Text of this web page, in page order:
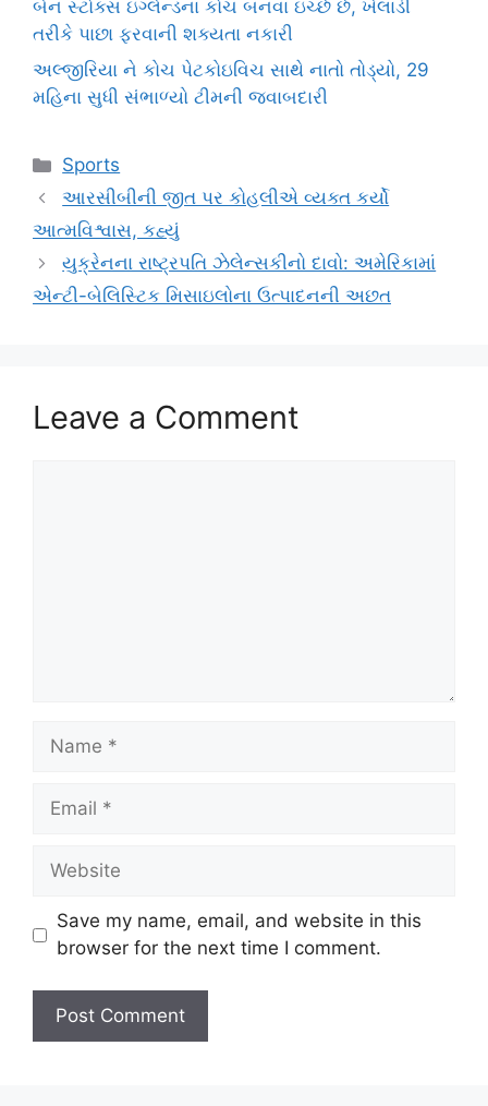
બેન સ્ટોક્સ ઇંગ્લેન્ડના કોચ બનવા ઇચ્છે છે, ખેલાડી
તરીકે પાછા ફરવાની શક્યતા નકારી
અલ્જીરિયા ને કોચ પેટકોઇવિચ સાથે નાતો તોડ્યો, 29
મહિના સુધી સંભાળ્યો ટીમની જવાબદારી
Categories
Sports
આરસીબીની જીત પર કોહલીએ વ્યક્ત કર્યો
આત્મવિશ્વાસ, કહ્યું
યુક્રેનના રાષ્ટ્રપતિ ઝેલેન્સકીનો દાવો: અમેરિકામાં
એન્ટી-બેલિસ્ટિક મિસાઇલોના ઉત્પાદનની અછત
Leave a Comment
Name
Email
Website
Save my name, email, and website in this
browser for the next time I comment.